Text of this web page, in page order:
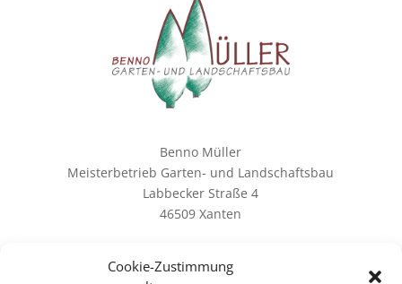
Cookie-Zustimmung
Benno Müller
Meisterbetrieb Garten- und Landschaftsbau
Labbecker Straße 4
46509 Xanten
Tel:. 02804 / 182 99 11